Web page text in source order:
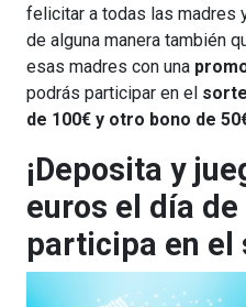
felicitar a todas las madres
de alguna manera también
esas madres con una
podrás participar en el
de 100€ y otro bono de
¡Deposita y
euros el día
participa en el